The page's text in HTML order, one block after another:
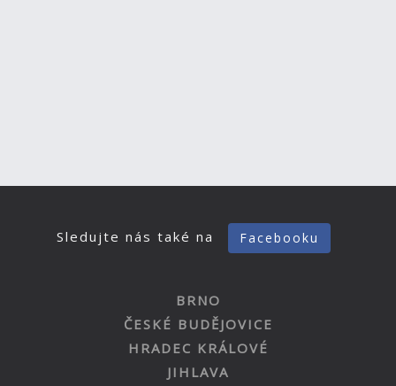
Sledujte nás také na Facebooku
BRNO
ČESKÉ BUDĚJOVICE
HRADEC KRÁLOVÉ
JIHLAVA